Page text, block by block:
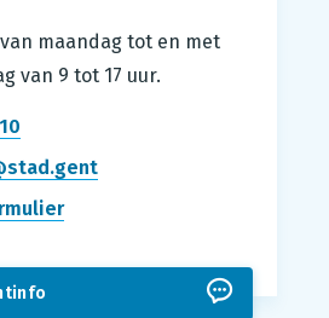
maandag tot en met
van 9 tot 17 uur.